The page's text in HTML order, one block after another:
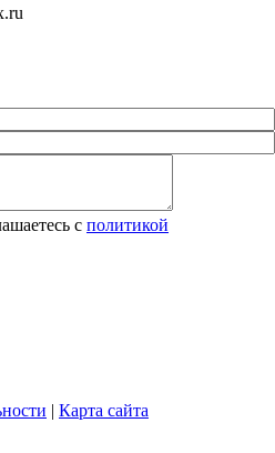
с политикой
| Карта сайта